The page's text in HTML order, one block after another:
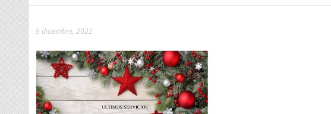
9 diciembre, 2022